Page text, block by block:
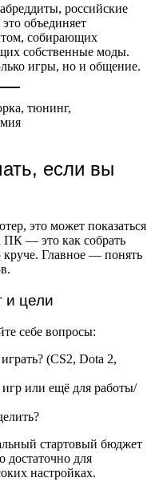
российские
объединяет
собирающих
собственные моды.
игры, но и общение.
если вы
это может показаться
ПК — это как собрать
круче. Главное — понять
и цели
себе вопросы:
(CS2, Dota 2,
или ещё для работы/
стартовый бюджет
достаточно для
настройках.